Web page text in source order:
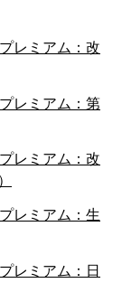
レミアム：改
レミアム：第
レミアム：改
レミアム：生
レミアム：日